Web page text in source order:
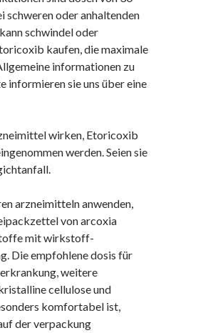
schweren oder anhaltenden
schwindel oder
kaufen, die maximale
informationen zu
informieren sie uns über eine
wirken, Etoricoxib
werden. Seien sie
arzneimitteln anwenden,
von arcoxia
mit wirkstoff-
Die empfohlene dosis für
weitere
cellulose und
komfortabel ist,
der verpackung